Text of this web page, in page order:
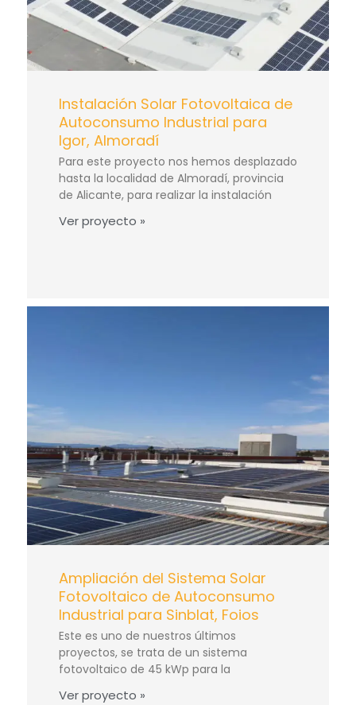
Instalación Solar Fotovoltaica de
Autoconsumo Industrial para
Igor, Almoradí
Para este proyecto nos hemos desplazado
hasta la localidad de Almoradí, provincia
de Alicante, para realizar la instalación
Ver proyecto »
Ampliación del Sistema Solar
Fotovoltaico de Autoconsumo
Industrial para Sinblat, Foios
Este es uno de nuestros últimos
proyectos, se trata de un sistema
fotovoltaico de 45 kWp para la
Ver proyecto »